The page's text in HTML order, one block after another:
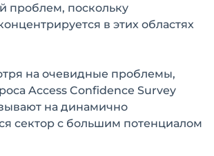
проблем, поскольку
в этих областях
на очевидные проблемы,
Access Confidence Survey
на динамично
сектор с большим потенциалом